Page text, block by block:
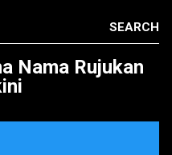
Nama Rujukan